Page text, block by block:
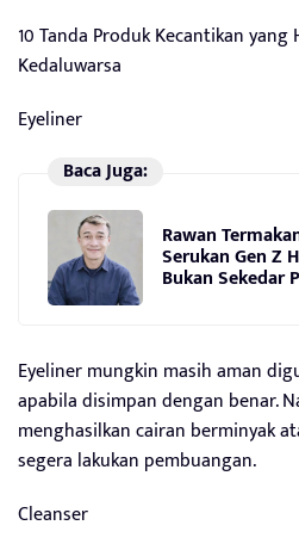
10 Tanda Produk Kecantikan
Kedaluwarsa
Eyeliner
Baca Juga:
Rawan
Serukan Gen Z
Bukan Sekedar
Eyeliner mungkin masih aman
apabila disimpan dengan benar.
menghasilkan cairan berminyak
segera lakukan pembuangan.
Cleanser